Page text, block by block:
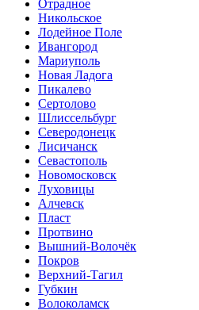
Отрадное
Никольское
Лодейное Поле
Ивангород
Мариуполь
Новая Ладога
Пикалево
Сертолово
Шлиссельбург
Северодонецк
Лисичанск
Севастополь
Новомосковск
Луховицы
Алчевск
Пласт
Протвино
Вышний-Волочёк
Покров
Верхний-Тагил
Губкин
Волоколамск